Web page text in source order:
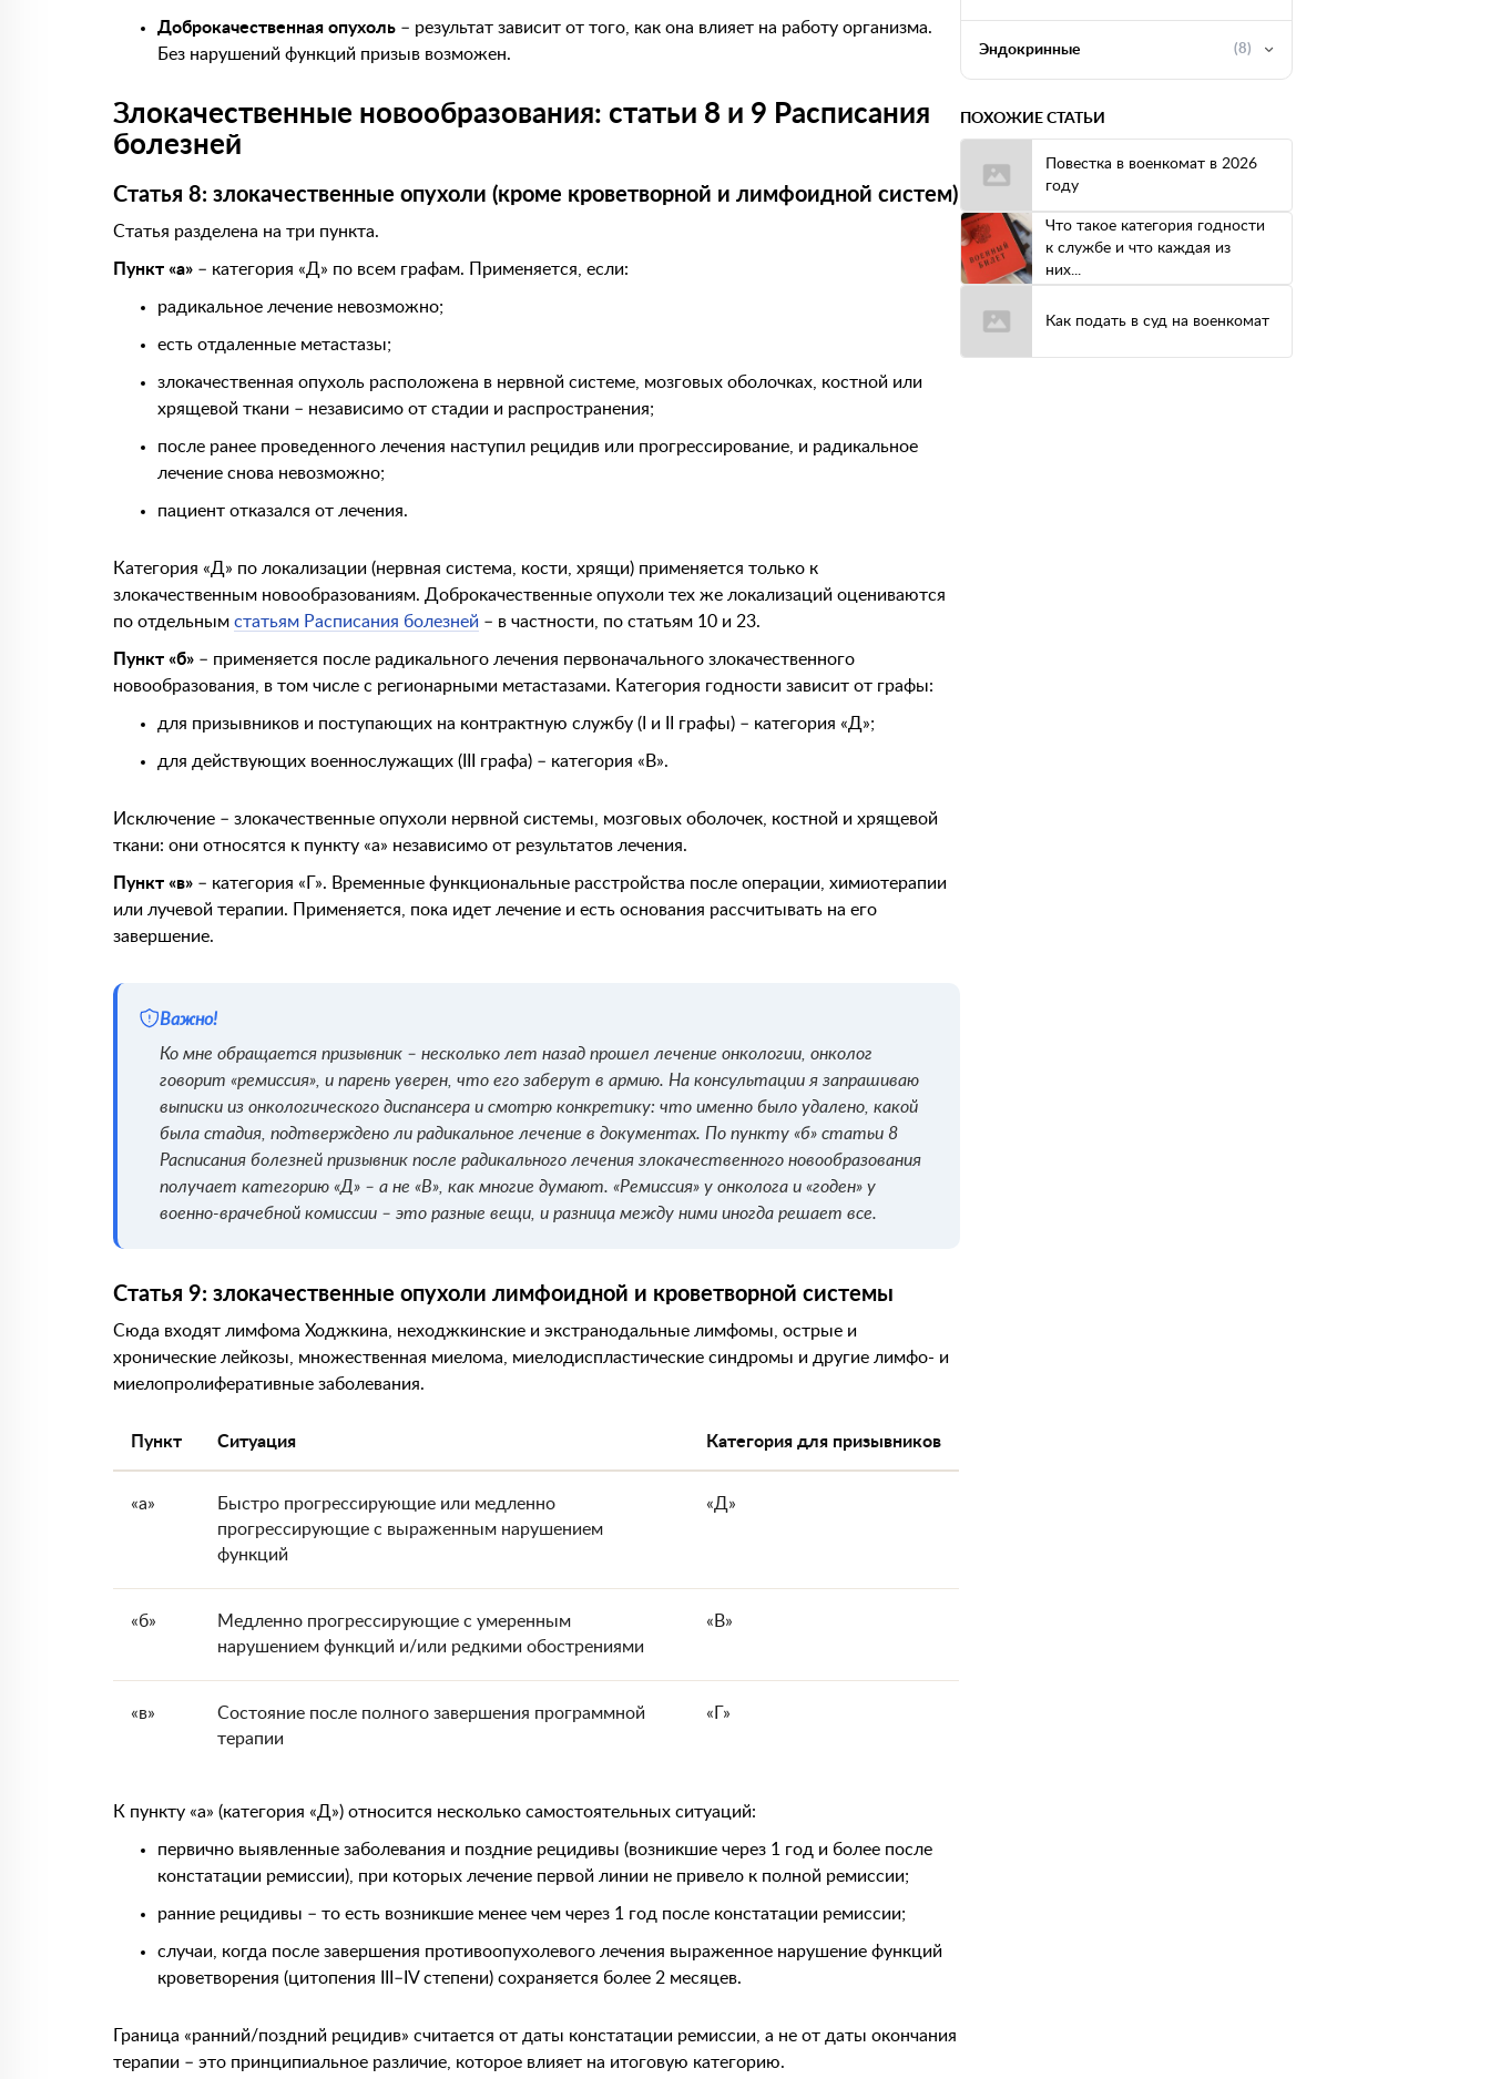
Доброкачественная опухоль – результат зависит от того, как она влияет на работу организма.
Без нарушений функций призыв возможен.
Злокачественные новообразования: статьи 8 и 9 Расписания
болезней
Статья 8: злокачественные опухоли (кроме кроветворной и лимфоидной систем)
Статья разделена на три пункта.
Пункт «а» – категория «Д» по всем графам. Применяется, если:
радикальное лечение невозможно;
есть отдаленные метастазы;
злокачественная опухоль расположена в нервной системе, мозговых оболочках, костной или
хрящевой ткани – независимо от стадии и распространения;
после ранее проведенного лечения наступил рецидив или прогрессирование, и радикальное
лечение снова невозможно;
пациент отказался от лечения.
Категория «Д» по локализации (нервная система, кости, хрящи) применяется только к
злокачественным новообразованиям. Доброкачественные опухоли тех же локализаций оцениваются
по отдельным статьям Расписания болезней – в частности, по статьям 10 и 23.
Пункт «б» – применяется после радикального лечения первоначального злокачественного
новообразования, в том числе с регионарными метастазами. Категория годности зависит от графы:
для призывников и поступающих на контрактную службу (I и II графы) – категория «Д»;
для действующих военнослужащих (III графа) – категория «В».
Исключение – злокачественные опухоли нервной системы, мозговых оболочек, костной и хрящевой
ткани: они относятся к пункту «а» независимо от результатов лечения.
Пункт «в» – категория «Г». Временные функциональные расстройства после операции, химиотерапии
или лучевой терапии. Применяется, пока идет лечение и есть основания рассчитывать на его
завершение.
Важно!
Ко мне обращается призывник – несколько лет назад прошел лечение онкологии, онколог
говорит «ремиссия», и парень уверен, что его заберут в армию. На консультации я запрашиваю
выписки из онкологического диспансера и смотрю конкретику: что именно было удалено, какой
была стадия, подтверждено ли радикальное лечение в документах. По пункту «б» статьи 8
Расписания болезней призывник после радикального лечения злокачественного новообразования
получает категорию «Д» – а не «В», как многие думают. «Ремиссия» у онколога и «годен» у
военно-врачебной комиссии – это разные вещи, и разница между ними иногда решает все.
Статья 9: злокачественные опухоли лимфоидной и кроветворной системы
Сюда входят лимфома Ходжкина, неходжкинские и экстранодальные лимфомы, острые и
хронические лейкозы, множественная миелома, миелодиспластические синдромы и другие лимфо- и
миелопролиферативные заболевания.
Пункт Ситуация Категория для призывников
«а»
Быстро прогрессирующие или медленно
прогрессирующие с выраженным нарушением
функций
«Д»
«б»
Медленно прогрессирующие с умеренным
нарушением функций и/или редкими обострениями
«В»
«в»
Состояние после полного завершения программной
терапии
«Г»
К пункту «а» (категория «Д») относится несколько самостоятельных ситуаций:
первично выявленные заболевания и поздние рецидивы (возникшие через 1 год и более после
констатации ремиссии), при которых лечение первой линии не привело к полной ремиссии;
ранние рецидивы – то есть возникшие менее чем через 1 год после констатации ремиссии;
случаи, когда после завершения противоопухолевого лечения выраженное нарушение функций
кроветворения (цитопения III–IV степени) сохраняется более 2 месяцев.
Граница «ранний/поздний рецидив» считается от даты констатации ремиссии, а не от даты окончания
терапии – это принципиальное различие, которое влияет на итоговую категорию.
Эндокринные (8)
ПОХОЖИЕ СТАТЬИ
Повестка в военкомат в 2026
году
Что такое категория годности
к службе и что каждая из
них...
Как подать в суд на военкомат